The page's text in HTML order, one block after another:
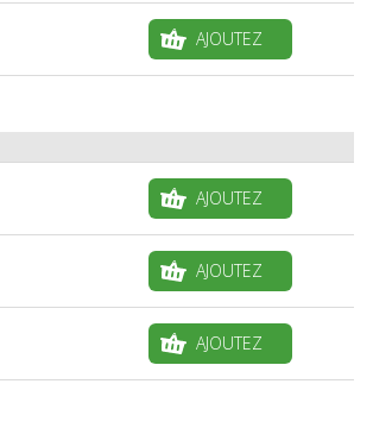
AJOUTEZ
AJOUTEZ
AJOUTEZ
AJOUTEZ